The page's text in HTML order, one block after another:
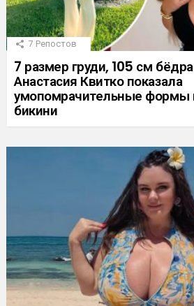
7 Репостов
7 размер груди, 105 см
Анастасия Квитко показала
умопомрачительные формы
бикини